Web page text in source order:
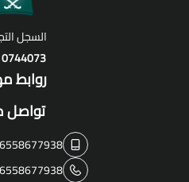
السجل
روابط
تواصل